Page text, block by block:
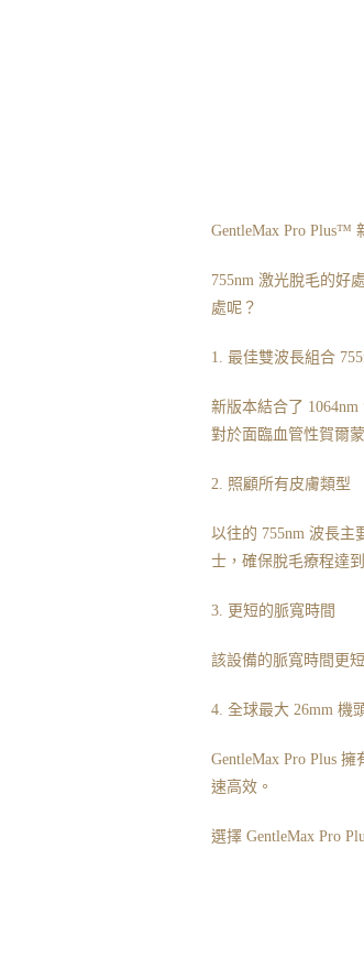
GentleMax Pro Plus™️
755nm 激光脫毛的好
處呢？
1. 最佳雙波長組合
新版本結合了
對於面臨血管性賀爾
2. 照顧所有皮膚類型
以往的 755nm 波長主
士，確保脫毛療程達
3. 更短的脈寬時間
該設備的脈寬時間更
4. 全球最大 26mm 機
GentleMax Pro Plus
速高效。
選擇 GentleMax Pro